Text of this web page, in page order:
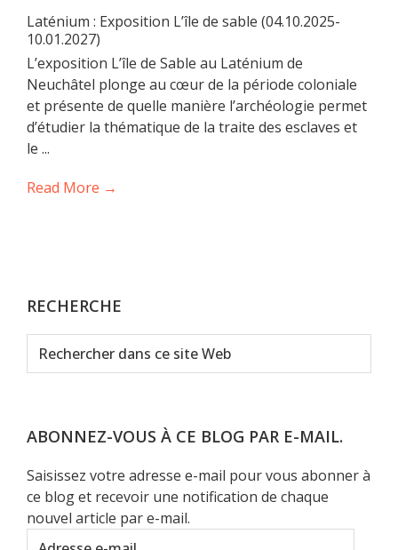
Laténium : Exposition L’île de sable (04.10.2025-
10.01.2027)
L’exposition L’île de Sable au Laténium de
Neuchâtel plonge au cœur de la période coloniale
et présente de quelle manière l’archéologie permet
d’étudier la thématique de la traite des esclaves et
le ...
Read More →
RECHERCHE
Rechercher
dans
Web
ABONNEZ-VOUS À CE BLOG PAR E-MAIL.
Saisissez votre adresse e-mail pour vous abonner à
ce blog et recevoir une notification de chaque
nouvel article par e-mail.
Adresse